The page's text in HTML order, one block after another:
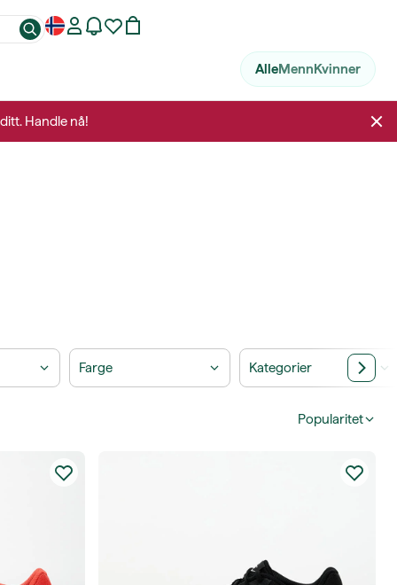
AlleMennKvinner
Handle nå!
Farge Kategorier
Popularitet